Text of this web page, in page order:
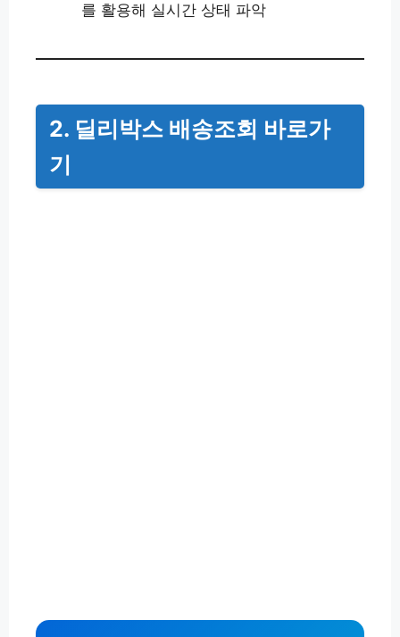
를 활용해 실시간 상태 파악
2. 딜리박스 배송조회 바로가
기